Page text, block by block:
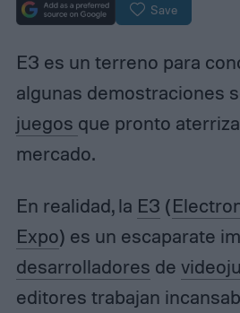
Save
E3 es un terreno para
algunas demostraciones
juegos que pronto
mercado.
En realidad, la E3 (
Expo) es un escaparate
desarrolladores de
editores trabajan